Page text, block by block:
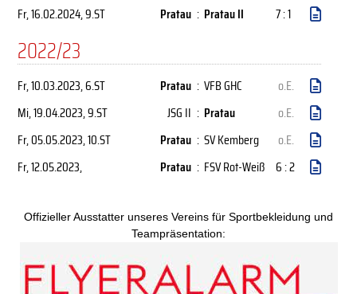
Fr, 16.02.2024, 9.ST Pratau : Pratau II 7 : 1
2022/23
Fr, 10.03.2023, 6.ST Pratau : VFB GHC
o.E.
Mi, 19.04.2023, 9.ST JSG II : Pratau
o.E.
Fr, 05.05.2023, 10.ST Pratau : SV Kemberg
o.E.
Fr, 12.05.2023, Pratau : FSV Rot-Weiß 6 : 2
Offizieller Ausstatter unseres Vereins für Sportbekleidung und
Teampräsentation: